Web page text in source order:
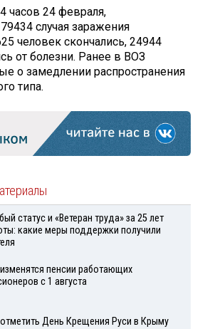
часов 24 февраля,
случая заражения
человек скончались, 24944
от болезни. Ранее в ВОЗ
о замедлении распространения
типа.
статус и «Ветеран труда» за 25 лет
какие меры поддержки получили
пенсии работающих
с 1 августа
День Крещения Руси в Крыму